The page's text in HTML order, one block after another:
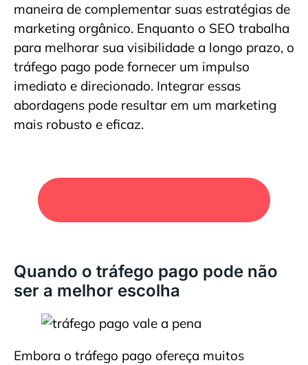
maneira de complementar suas estratégias de
marketing orgânico. Enquanto o SEO trabalha
para melhorar sua visibilidade a longo prazo, o
tráfego pago pode fornecer um impulso
imediato e direcionado. Integrar essas
abordagens pode resultar em um marketing
mais robusto e eficaz.
Quando o tráfego pago pode não
ser a melhor escolha
Embora o tráfego pago ofereça muitos